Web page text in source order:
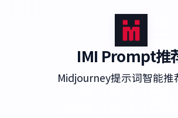
IMI Prompt推
Midjourney提示词智能推